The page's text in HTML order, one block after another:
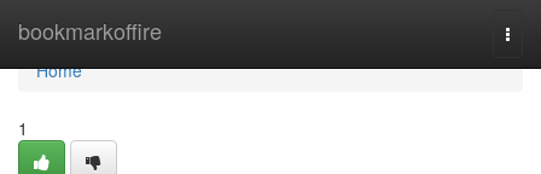
bookmarkoffire
Home
Home
1